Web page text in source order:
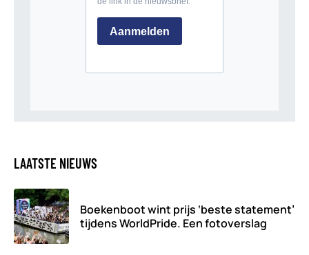
LAATSTE NIEUWS
Boekenboot wint prijs ‘beste statement’
tijdens WorldPride. Een fotoverslag